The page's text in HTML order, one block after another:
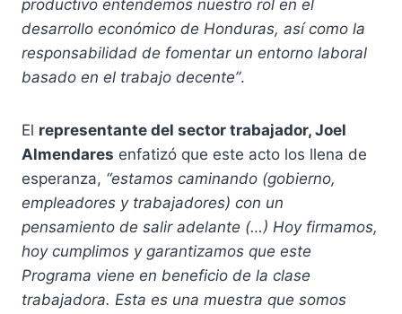
productivo entendemos nuestro rol en el
desarrollo económico de Honduras, así como la
responsabilidad de fomentar un entorno laboral
basado en el trabajo decente”.
El representante del sector trabajador, Joel
Almendares enfatizó que este acto los llena de
esperanza, “estamos caminando (gobierno,
empleadores y trabajadores) con un
pensamiento de salir adelante (…) Hoy firmamos,
hoy cumplimos y garantizamos que este
Programa viene en beneficio de la clase
trabajadora. Esta es una muestra que somos